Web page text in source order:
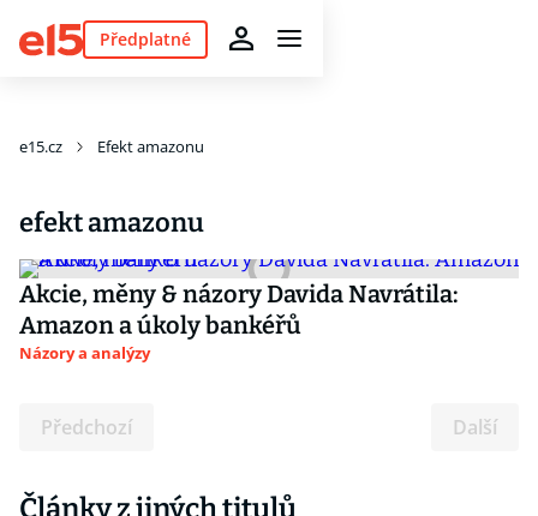
Předplatné
e15.cz Efekt amazonu
efekt amazonu
Akcie, měny & názory Davida Navrátila:
Amazon a úkoly bankéřů
Názory a analýzy
Předchozí Další
Články z jiných titulů